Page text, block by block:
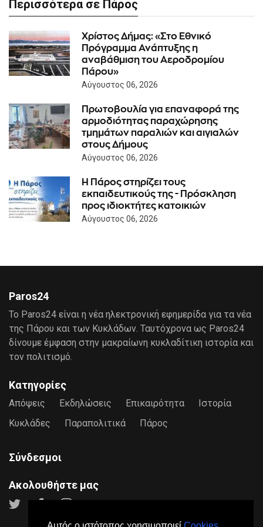
Περισσότερα σε Πάρος
Χρίστος Δήμας: «Στο Εθνικό
Πρόγραμμα Ανάπτυξης η
αναβάθμιση του Αεροδρομίου
Πάρου»
Αύγουστος 06, 2026
Πρωτοβουλία για επαναφορά της
αρμοδιότητας παραχώρησης
τμημάτων παραλιών και αιγιαλών
στους Δήμους
Αύγουστος 06, 2026
Η Πάρος στηρίζει τους
εκπαιδευτικούς της - Πρόσκληση
προς ιδιοκτήτες κατοικιών
Αύγουστος 06, 2026
Paros24
Το Paros24 είναι η νέα ηλεκτρονική εφημερίδα για τα νέα
της Πάρου και των Κυκλάδων. Ταυτόχρονα ως Paros24
δίνουμε έμφαση στην μακραίωνη κυκλαδίτικη ιστορία και
τον πολιτισμό.
Κατηγορίες
Απόψεις Εκδηλώσεις Επικαιρότητα
Ιστορία
Κυκλάδες
Παραπολιτικά Πάρος
Σύνδεσμοι
Ακολουθήστε μας